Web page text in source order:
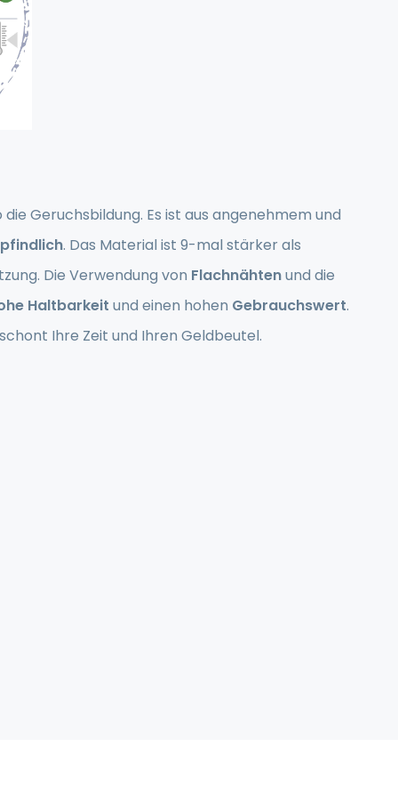
Geruchsbildung. Es ist aus angenehmem und
. Das Material ist 9-mal stärker als
Die Verwendung von Flachnähtenund die
Haltbarkeit und einen hohen Gebrauchswert.
Ihre Zeit und Ihren Geldbeutel.